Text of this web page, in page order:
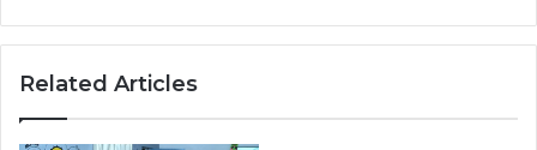
Related Articles